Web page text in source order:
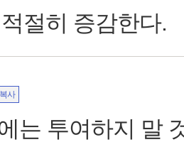
절히 증감한다.
복사
는 투여하지 말